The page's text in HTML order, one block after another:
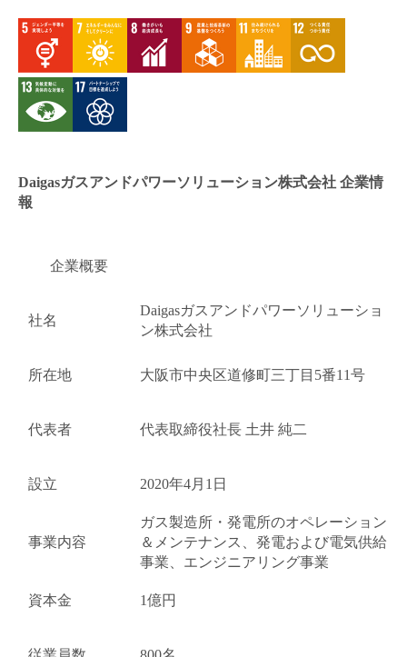
Daigasガスアンドパワーソリューション株式会社 企業情
報
企業概要
社名
Daigasガスアンドパワーソリューショ
ン株式会社
所在地 大阪市中央区道修町三丁目5番11号
代表者 代表取締役社長 土井 純二
設立 2020年4月1日
事業内容
ガス製造所・発電所のオペレーション
＆メンテナンス、発電および電気供給
事業、エンジニアリング事業
資本金 1億円